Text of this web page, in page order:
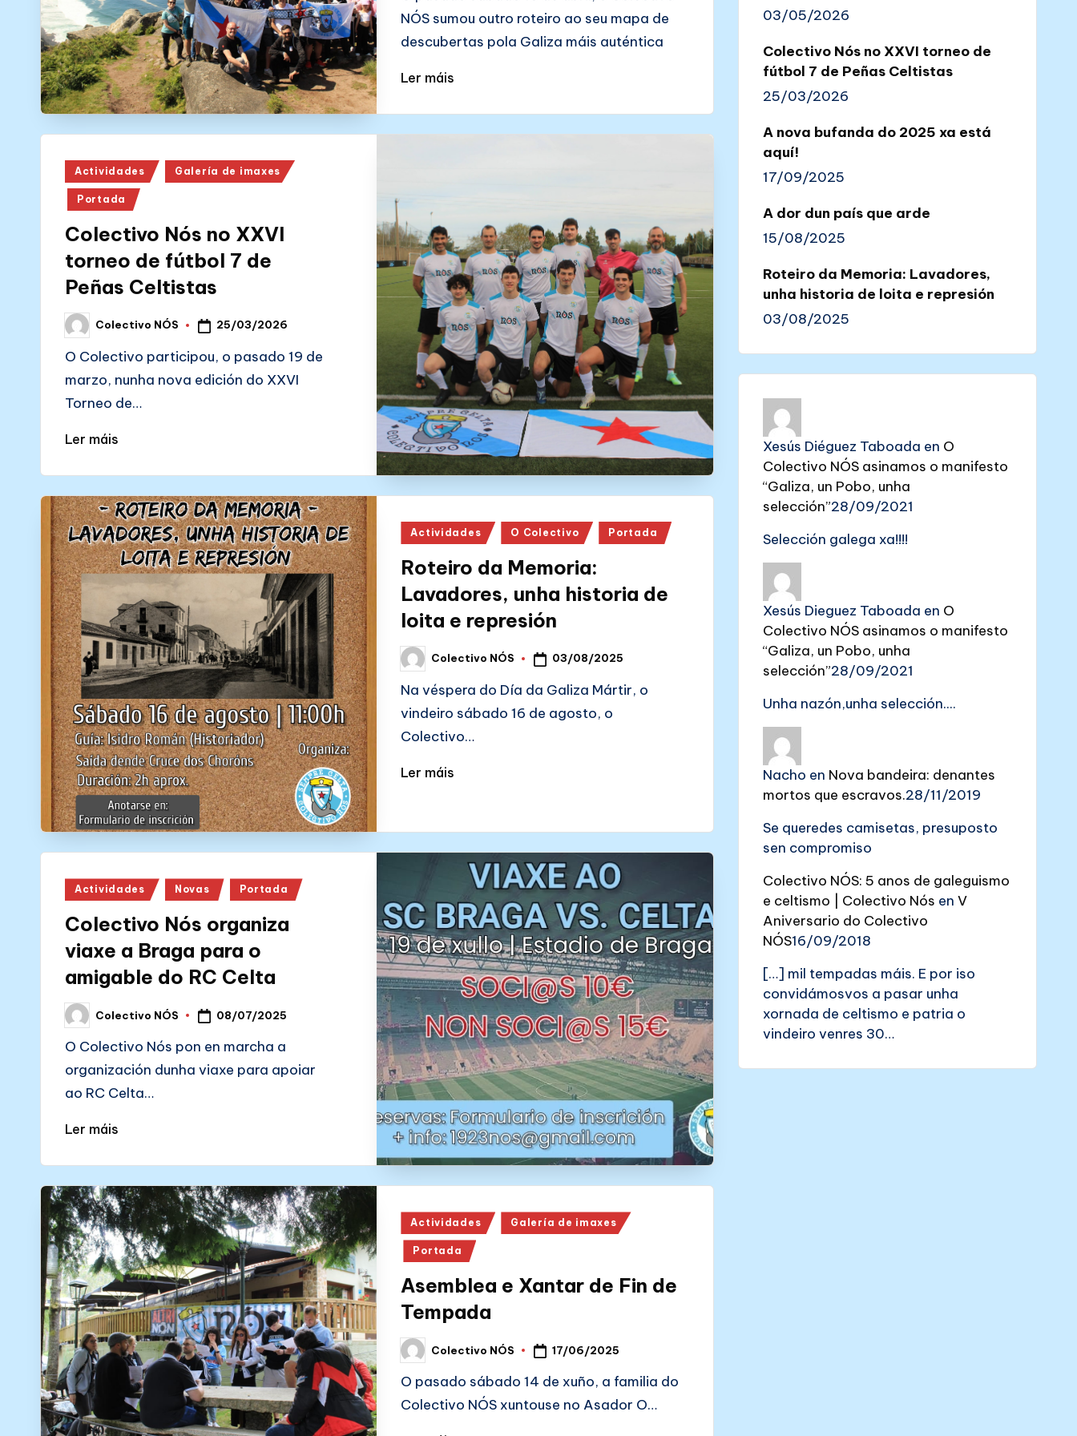
N
Ó
S
NÓS sumou outro roteiro ao seu mapa de
descubertas pola Galiza máis auténtica
Ler máis
Posted
in
Actividades Galería de imaxes
Portada
Colectivo Nós no XXVI
torneo de fútbol 7 de
Peñas Celtistas
Posted
by
Colectivo NÓS 25/03/2026
O Colectivo participou, o pasado 19 de
marzo, nunha nova edición do XXVI
Torneo de…
Ler máis
Posted
Actividades O Colectivo Portada
Roteiro da Memoria:
Lavadores, unha historia de
loita e represión
Posted
by
Colectivo NÓS 03/08/2025
Na véspera do Día da Galiza Mártir, o
vindeiro sábado 16 de agosto, o
Colectivo…
Ler máis
Posted
Actividades Novas Portada
Colectivo Nós organiza
viaxe a Braga para o
amigable do RC Celta
Posted
by
Colectivo NÓS 08/07/2025
O Colectivo Nós pon en marcha a
organización dunha viaxe para apoiar
ao RC Celta…
Ler máis
Posted
in
Actividades Galería de imaxes
Portada
Asemblea e Xantar de Fin de
Tempada
Posted
by
Colectivo NÓS 17/06/2025
O pasado sábado 14 de xuño, a familia do
Colectivo NÓS xuntouse no Asador O…
03/05/2026
Colectivo Nós no XXVI torneo de
fútbol 7 de Peñas Celtistas
25/03/2026
A nova bufanda do 2025 xa está
aquí!
17/09/2025
A dor dun país que arde
15/08/2025
Roteiro da Memoria: Lavadores,
unha historia de loita e represión
03/08/2025
Xesús Diéguez Taboada en O
Colectivo NÓS asinamos o manifesto
“Galiza, un Pobo, unha
selección”28/09/2021
Selección galega xa!!!!
Xesús Dieguez Taboada en O
Colectivo NÓS asinamos o manifesto
“Galiza, un Pobo, unha
selección”28/09/2021
Unha nazón,unha selección....
Nacho en Nova bandeira: denantes
mortos que escravos.28/11/2019
Se queredes camisetas, presuposto
sen compromiso
Colectivo NÓS: 5 anos de galeguismo
e celtismo | Colectivo Nós en V
Aniversario do Colectivo
NÓS16/09/2018
[…] mil tempadas máis. E por iso
convidámosvos a pasar unha
xornada de celtismo e patria o
vindeiro venres 30…